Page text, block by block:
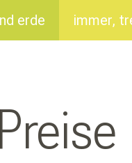
erde immer,